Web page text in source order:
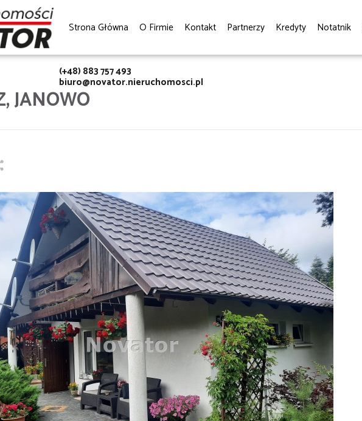
Strona Główna O Firmie Kontakt Partnerzy Kredyty Notatnik
(+48) 883 757 493
biuro@novator.nieruchomosci.pl
JANOWO